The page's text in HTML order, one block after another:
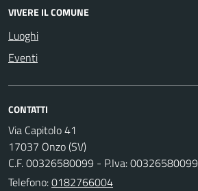
VIVERE IL COMUNE
Luoghi
Eventi
CONTATTI
Via Capitolo 41
17037 Onzo (SV)
C.F. 00326580099 - P.Iva: 00326580099
Telefono:0182766004